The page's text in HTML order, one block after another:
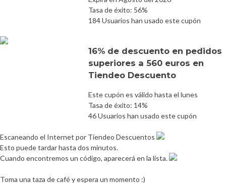
Tasa de éxito: 56%
184 Usuarios han usado este cupón
16% de descuento en pedidos
superiores a 560 euros en
Tiendeo Descuento
Este cupón es válido hasta el lunes
Tasa de éxito: 14%
46 Usuarios han usado este cupón
Escaneando el Internet por Tiendeo Descuentos
Esto puede tardar hasta dos minutos.
Cuando encontremos un código, aparecerá en la lista.
Toma una taza de café y espera un momento :)